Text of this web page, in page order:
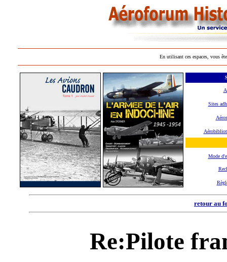
En utilisant ces espaces, vous
Sites
Mode
retour au
Re:Pilote